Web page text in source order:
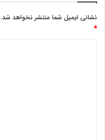
نشانی ایمیل شما منتشر نخواهد شد.
*